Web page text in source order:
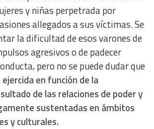
y niñas perpetrada por
allegados a sus víctimas. Se
la dificultad de esos varones de
agresivos o de padecer
pero no se puede dudar que
ejercida en función de la
de las relaciones de poder y
sustentadas en ámbitos
y culturales.